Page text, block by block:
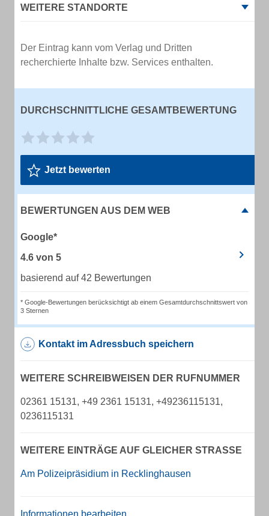
WEITERE STANDORTE
Der Eintrag kann vom Verlag und Dritten
recherchierte Inhalte bzw. Services enthalten.
DURCHSCHNITTLICHE GESAMTBEWERTUNG
Jetzt bewerten
BEWERTUNGEN AUS DEM WEB
Google*
4.6 von 5
basierend auf 42 Bewertungen
* Google-Bewertungen berücksichtigt ab einem Gesamtdurchschnittswert von
3 Sternen
Kontakt im Adressbuch speichern
WEITERE SCHREIBWEISEN DER RUFNUMMER
02361 15131, +49 2361 15131, +49236115131,
0236115131
WEITERE EINTRÄGE AUF GLEICHER STRASSE
Am Polizeipräsidium in Recklinghausen
Informationen bearbeiten